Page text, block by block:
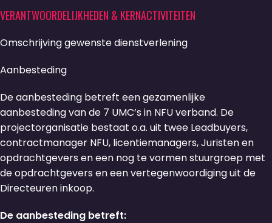
VERANTWOORDELIJKHEDEN & KERNACTIVITEITEN
Omschrijving gewenste dienstverlening
Aanbesteding
De aanbesteding betreft een gezamenlijke
aanbesteding van de 7 UMC’s in NFU verband. De
projectorganisatie bestaat o.a. uit twee Leadbuyers,
contractmanager NFU, licentiemanagers, Juristen en
opdrachtgevers en een nog te vormen stuurgroep met
de opdrachtgevers en een vertegenwoordiging uit de
Directeuren inkoop.
De aanbesteding betreft: